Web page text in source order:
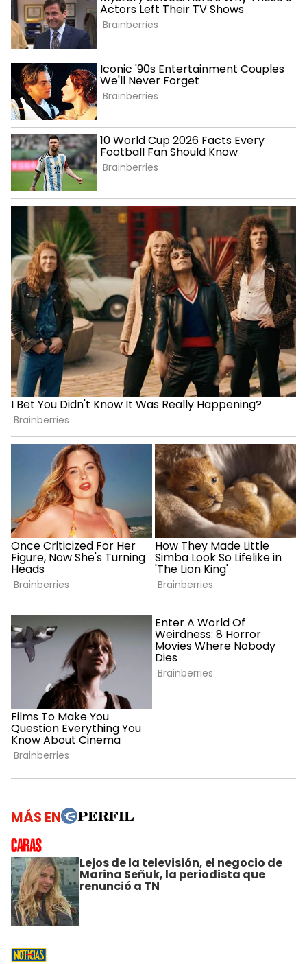
MÁS EN
Lejos de la televisión, el negocio de
Marina Señuk, la periodista que
renunció a TN